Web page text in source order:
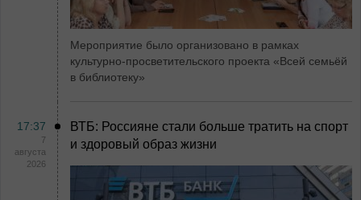
Мероприятие было организовано в рамках
культурно-просветительского проекта «Всей семьёй
в библиотеку»
17:37
7
августа
2026
ВТБ: Россияне стали больше тратить на спорт
и здоровый образ жизни